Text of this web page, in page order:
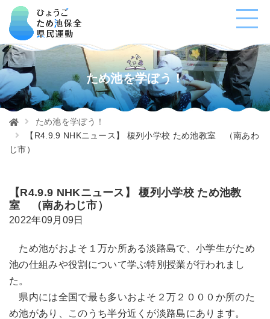
ため池を学ぼう！
ため池を学ぼう！
【R4.9.9 NHKニュース】 榎列小学校 ため池教室 （南あわ
じ市）
【R4.9.9 NHKニュース】 榎列小学校 ため池教
室 （南あわじ市）
2022年09月09日
ため池がおよそ１万か所ある淡路島で、小学生がため
池の仕組みや役割について学ぶ特別授業が行われまし
た。
県内には全国で最も多いおよそ２万２０００か所のた
め池があり、このうち半分近くが淡路島にあります。